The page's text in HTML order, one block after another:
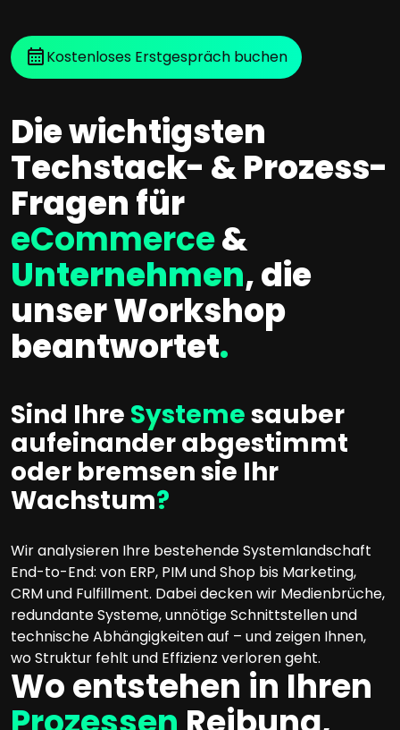
Kostenloses Erstgespräch buchen
Die wichtigsten
Techstack- & Prozess-
Fragen für
eCommerce&
Unternehmen, die
unser Workshop
beantwortet.
Sind Ihre Systemesauber
aufeinander abgestimmt
oder bremsen sie Ihr
Wachstum?
Wir analysieren Ihre bestehende Systemlandschaft
End-to-End: von ERP, PIM und Shop bis Marketing,
CRM und Fulfillment. Dabei decken wir Medienbrüche,
redundante Systeme, unnötige Schnittstellen und
technische Abhängigkeiten auf – und zeigen Ihnen,
wo Struktur fehlt und Effizienz verloren geht.
Wo entstehen in Ihren